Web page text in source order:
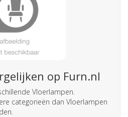
op Furn.nl
Vloerlampen.
categorieën dan Vloerlampen